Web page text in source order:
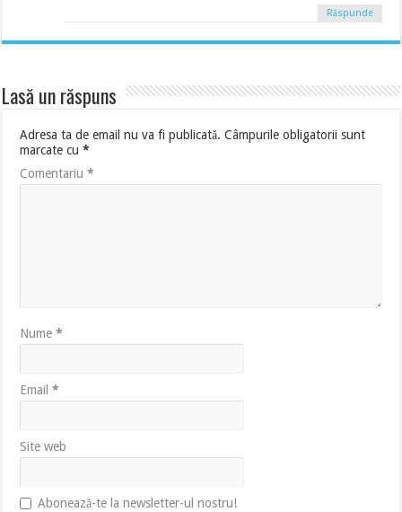
Răspunde
Lasă un răspuns
Adresa ta de email nu va fi publicată. Câmpurile obligatorii sunt
marcate cu*
Comentariu*
Nume*
Email*
Site web
Abonează-te la newsletter-ul nostru!